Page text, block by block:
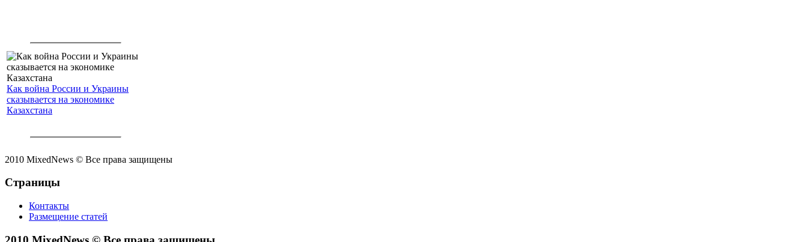
Как война России и Украины
сказывается на экономике
Казахстана
2010 MixedNews © Все права защищены
Страницы
Контакты
Размещение статей